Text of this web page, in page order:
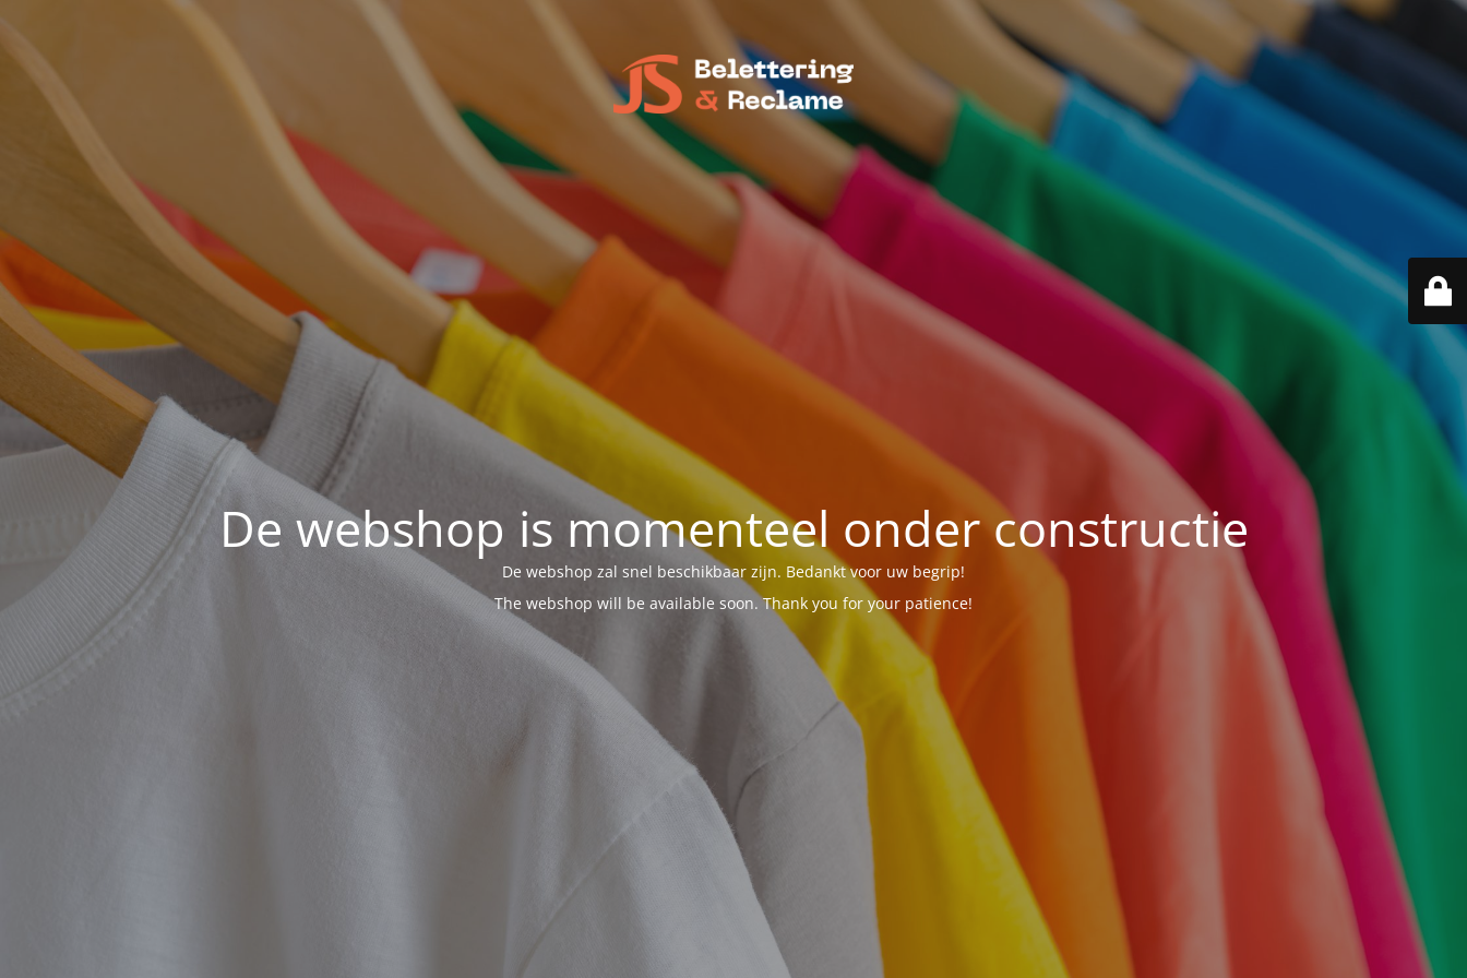
De webshop is momenteel onder constructie
De webshop zal snel beschikbaar zijn. Bedankt voor uw begrip!
The webshop will be available soon. Thank you for your patience!